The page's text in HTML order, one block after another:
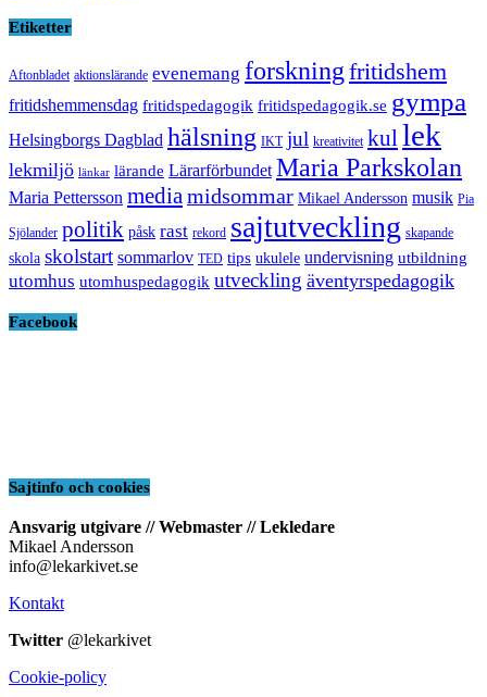
Etiketter
Aftonbladet aktionslärande evenemang forskning fritidshem
fritidshemmensdag fritidspedagogik fritidspedagogik.se gympa
Helsingborgs Dagblad hälsning IKT jul kreativitet kul lek
lekmiljö länkar lärande Lärarförbundet Maria Parkskolan
Maria Pettersson media midsommar Mikael Andersson musik Pia
Sjölander politik påsk rast rekord sajtutveckling skapande
skola skolstart sommarlov TED tips ukulele undervisning utbildning
utomhus utomhuspedagogik utveckling äventyrspedagogik
Facebook
Sajtinfo och cookies
Ansvarig utgivare // Webmaster // Lekledare
Mikael Andersson
info@lekarkivet.se
Kontakt
Twitter @lekarkivet
Cookie-policy